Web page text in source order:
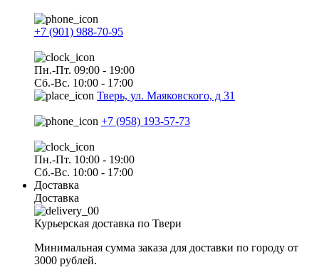
+7 (901) 988-70-95
Пн.-Пт. 09:00 - 19:00
Сб.-Вс. 10:00 - 17:00
Тверь, ул. Маяковского, д 31
+7 (958) 193-57-73
Пн.-Пт. 10:00 - 19:00
Сб.-Вс. 10:00 - 17:00
Доставка
Доставка
Курьерская доставка по Твери
Минимальная сумма заказа для доставки по городу от
3000 рублей.